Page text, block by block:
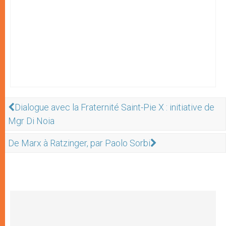
Dialogue avec la Fraternité Saint-Pie X : initiative de
Mgr Di Noia
De Marx à Ratzinger, par Paolo Sorbi